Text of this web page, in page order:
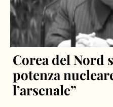
Corea del Nord
potenza
l’arsenale”